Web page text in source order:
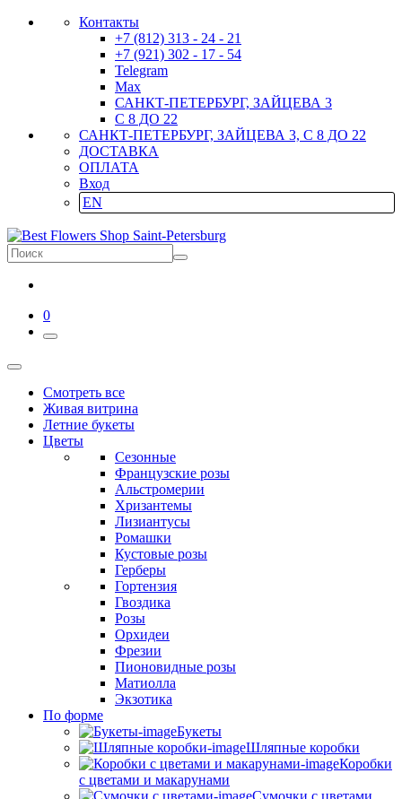
Контакты
+7 (812) 313 - 24 - 21
+7 (921) 302 - 17 - 54
Telegram
Max
САНКТ-ПЕТЕРБУРГ, ЗАЙЦЕВА 3
С 8 ДО 22
САНКТ-ПЕТЕРБУРГ, ЗАЙЦЕВА 3, С 8 ДО 22
ДОСТАВКА
ОПЛАТА
Вход
EN
0
Смотреть все
Живая витрина
Летние букеты
Цветы
Сезонные
Французские розы
Альстромерии
Хризантемы
Лизиантусы
Ромашки
Кустовые розы
Герберы
Гортензия
Гвоздика
Розы
Орхидеи
Фрезии
Пионовидные розы
Матиолла
Экзотика
По форме
Букеты
Шляпные коробки
Коробки
с цветами и макарунами
Сумочки с цветами